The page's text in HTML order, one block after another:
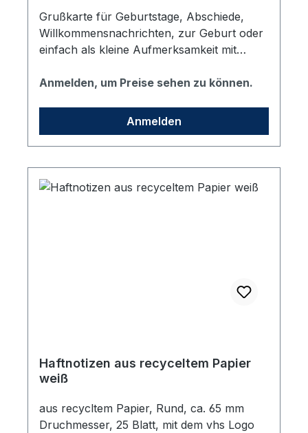
Grußkarte für Geburtstage, Abschiede,
Willkommensnachrichten, zur Geburt oder
einfach als kleine Aufmerksamkeit mit
Chromokarton, Format: DIN-Lang (ca. 215
beschreibbar. Mit dem neuen Motiv
"Wortwolke".
Anmelden, um Preise sehen zu können.
Anmelden
Haftnotizen aus recyceltem Papier
weiß
aus recycltem Papier, Rund, ca. 65 mm
Druchmesser, 25 Blatt, mit dem vhs Logo